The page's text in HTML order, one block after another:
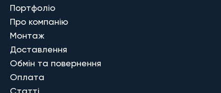
Портфоліо
Про компанію
Монтаж
Доставлення
Обмін та повернення
Оплата
Статті